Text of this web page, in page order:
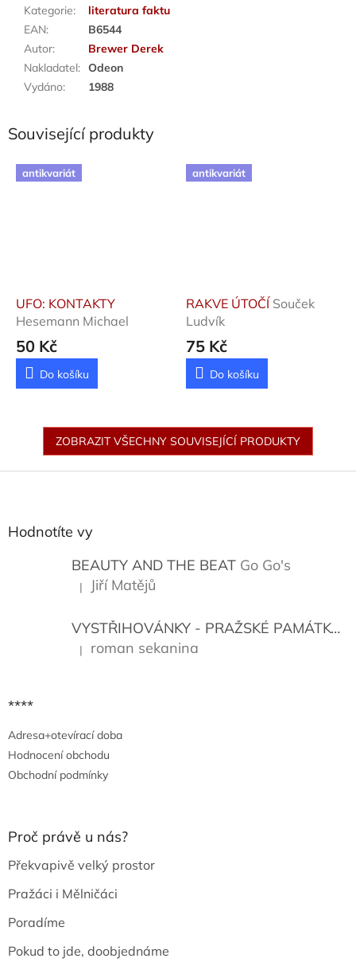
Kategorie:
literatura faktu
EAN:
B6544
Autor:
Brewer Derek
Nakladatel: Odeon
Vydáno: 1988
Související produkty
antikvariát
UFO: KONTAKTY
Hesemann Michael
50 Kč
Do košíku
antikvariát
RAKVE ÚTOČÍ Souček
Ludvík
75 Kč
Do košíku
ZOBRAZIT VŠECHNY SOUVISEJÍCÍ PRODUKTY
Hodnotíte vy
BEAUTY AND THE BEAT Go Go's
Hodnocení produktu je 5 z 5 hvězdiček.
| Jiří Matějů
VYSTŘIHOVÁNKY - PRAŽSKÉ PAMÁTKY
Hodnocení produktu je 5 z 5 hvězdiček.
| roman sekanina
****
Adresa+otevírací doba
Hodnocení obchodu
Obchodní podmínky
Proč právě u nás?
Překvapivě velký prostor
Pražáci i Mělničáci
Poradíme
Pokud to jde, doobjednáme